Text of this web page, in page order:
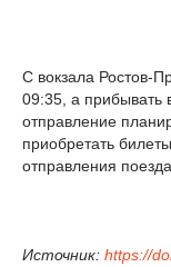
С вокзала Ростов-
09:35, а прибывать
отправление
приобретать
отправления
Источник: https://